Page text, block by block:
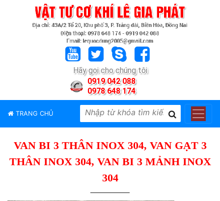
Hãy gọi cho chúng tôi
0919 042 088
0978 648 174
TRANG CHỦ
PHẨM
HIỆU
TINVAN BI 3 THÂN INOX 304, VAN GẠT 3
THÂN INOX 304, VAN BI 3 MẢNH INOX
304